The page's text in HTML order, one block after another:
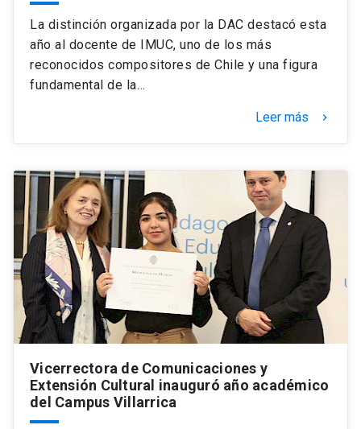
La distinción organizada por la DAC destacó esta
año al docente de IMUC, uno de los más
reconocidos compositores de Chile y una figura
fundamental de la…
Leer más keyboard_arrow_right
Vicerrectora de Comunicaciones y
Extensión Cultural inauguró año académico
del Campus Villarrica